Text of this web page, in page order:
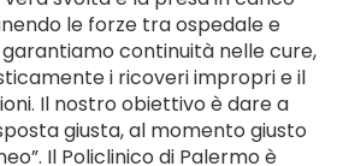
le forze tra ospedale e
continuità nelle cure,
i ricoveri impropri e il
Il nostro obiettivo è dare a
giusta, al momento giusto
Il Policlinico di Palermo è